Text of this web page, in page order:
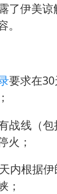
了伊美
要求在
战线（
火；
内根据
；